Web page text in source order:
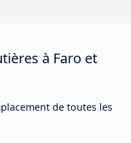
à Faro et
de toutes les